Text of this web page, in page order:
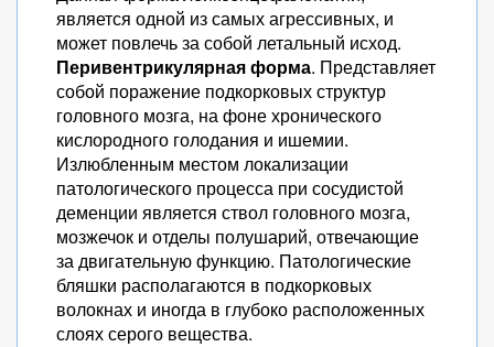
является одной из самых агрессивных, и
может повлечь за собой летальный исход.
Перивентрикулярная форма. Представляет
собой поражение подкорковых структур
головного мозга, на фоне хронического
кислородного голодания и ишемии.
Излюбленным местом локализации
патологического процесса при сосудистой
деменции является ствол головного мозга,
мозжечок и отделы полушарий, отвечающие
за двигательную функцию. Патологические
бляшки располагаются в подкорковых
волокнах и иногда в глубоко расположенных
слоях серого вещества.